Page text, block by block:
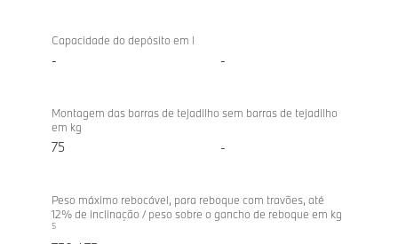
Capacidade do depósito em l
- -
Montagem das barras de tejadilho sem barras de tejadilho
em kg
75 -
Peso máximo rebocável, para reboque com travões, até
12% de inclinação / peso sobre o gancho de reboque em kg
5